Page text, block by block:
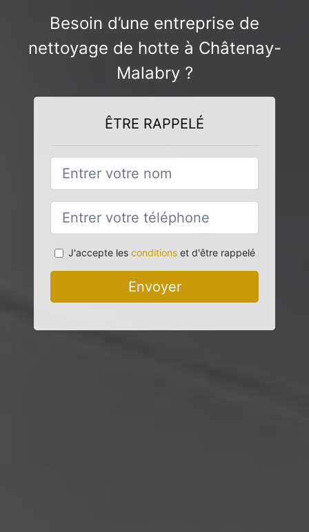
Besoin d’une entreprise de
nettoyage de hotte à Châtenay-
Malabry ?
ÊTRE RAPPELÉ
J'accepte les conditionset d'être rappelé
Envoyer